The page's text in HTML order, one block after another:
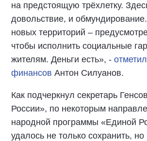
на предстоящую трёхлетку.
довольствие, и
новых территорий –
чтобы исполнить социальные
жителям. Деньги есть», -
финансов Антон Силуанов.
Как подчеркнул секретарь
России», по некоторым
народной программы «Единой
удалось не только сохранить, но